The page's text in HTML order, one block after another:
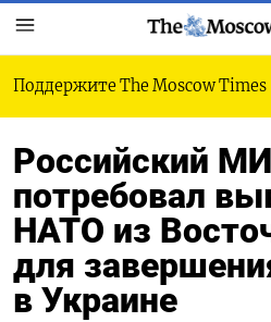
Поддержите The Moscow Times
Российский
потребовал
НАТО из
для
в Украине